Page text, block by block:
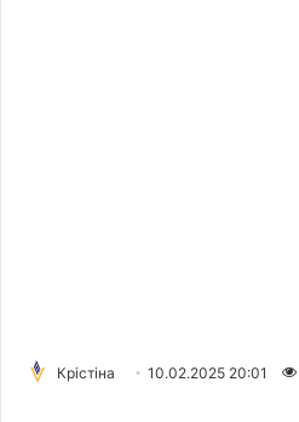
Крістіна 10.02.2025 20:01